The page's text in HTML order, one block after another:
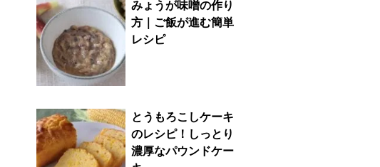
みょうが味噌の作り
方｜ご飯が進む簡単
レシピ
とうもろこしケーキ
のレシピ！しっとり
濃厚なパウンドケー